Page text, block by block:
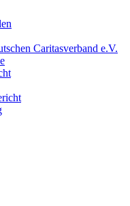
Caritasverband e.V.